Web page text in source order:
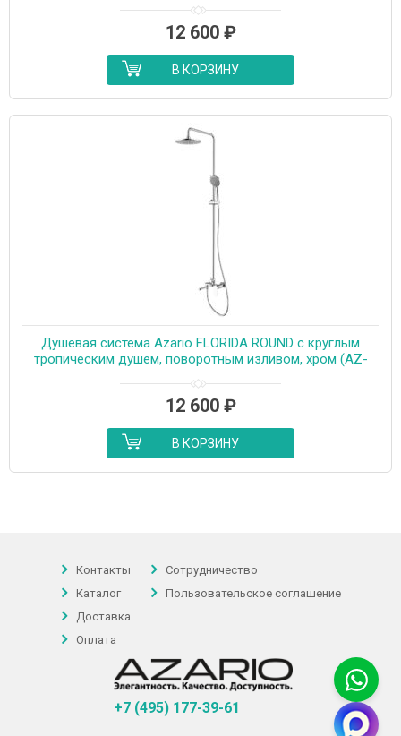
12 600 ₽
В КОРЗИНУ
Душевая система Azario FLORIDA ROUND с круглым
тропическим душем, поворотным изливом, хром (AZ-
12 600 ₽
В КОРЗИНУ
Контакты
Каталог
Доставка
Оплата
Сотрудничество
Пользовательское соглашение
+7 (495) 177-39-61